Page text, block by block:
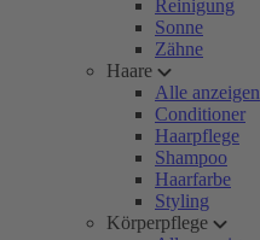
Reinigung
Sonne
Zähne
Haare
Alle anzeigen
Conditioner
Haarpflege
Shampoo
Haarfarbe
Styling
Körperpflege